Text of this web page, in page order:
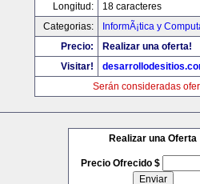
Longitud:
18 caracteres
Categorias:
InformÃ¡tica y
Precio:
Realizar una oferta!
Visitar!
Serán consideradas
Realizar una Oferta
Precio Ofrecido $